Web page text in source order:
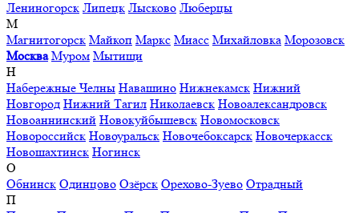
Лениногорск Липецк Лысково Люберцы
М
Магнитогорск Майкоп Маркс Миасс Михайловка Морозовск
Москва Муром Мытищи
Н
Набережные Челны Навашино Нижнекамск Нижний
Новгород Нижний Тагил Николаевск Новоалександровск
Новоаннинский Новокуйбышевск Новомосковск
Новороссийск Новоуральск Новочебоксарск Новочеркасск
Новошахтинск Ногинск
О
Обнинск Одинцово Озёрск Орехово-Зуево Отрадный
П